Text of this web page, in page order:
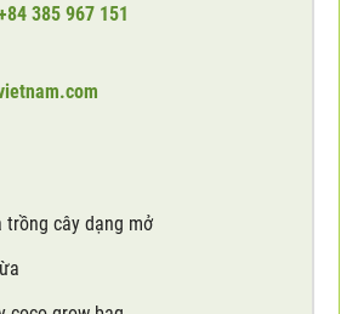
385 967 151
trồng cây dạng mở